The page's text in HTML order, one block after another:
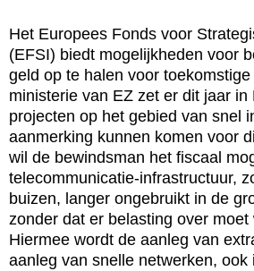
Het Europees Fonds voor
(EFSI) biedt mogelijkheden voor
geld op te halen voor
ministerie van EZ zet er dit jaar in
projecten op het gebied van snel
aanmerking kunnen komen voor
wil de bewindsman het fiscaal
telecommunicatie-infrastructuur,
buizen, langer ongebruikt in de
zonder dat er belasting over moet
Hiermee wordt de aanleg van
aanleg van snelle netwerken, ook